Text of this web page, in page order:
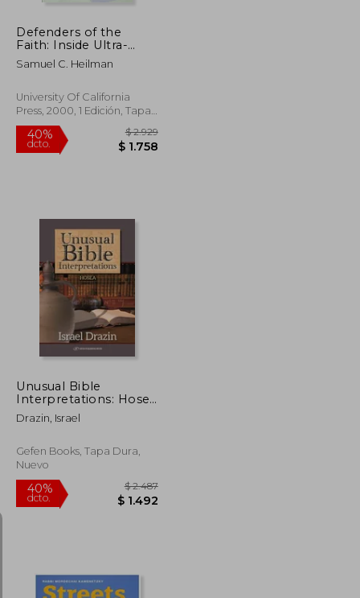
$ 3.979
$ 2.387
Defenders of the
Faith: Inside Ultra-
Orthodox Jewry (en
Inglés)
Samuel C. Heilman
University Of California
Press, 2000, 1 Edición, Tapa
Blanda, Nuevo
40%
dcto.
Unusual Bible
Interpretations: Hosea
(en Inglés)
Drazin, Israel
Gefen Books, Tapa Dura,
Nuevo